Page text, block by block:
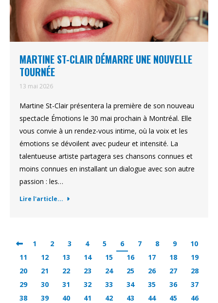
MARTINE ST-CLAIR DÉMARRE UNE NOUVELLE
TOURNÉE
13 mai 2026
Martine St-Clair présentera la première de son nouveau
spectacle Émotions le 30 mai prochain à Montréal. Elle
vous convie à un rendez-vous intime, où la voix et les
émotions se dévoilent avec pudeur et intensité. La
talentueuse artiste partagera ses chansons connues et
moins connues en installant un dialogue avec son autre
passion : les…
Lire l'article...
1 2 3 4 5 6 7 8 9
10
11
12 13 14 15 16 17 18
19
20
21 22 23 24 25 26 27
28
29
30 31 32 33 34 35 36
37
38
39 40 41 42 43 44 45
46